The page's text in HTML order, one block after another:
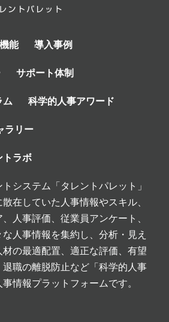
能 導入事例
サポート体制
ム 科学的人事アワード
ラリー
トラボ
システム「タレントパレット」
在していた人事情報やスキル、
人事評価、従業員アンケート、
人事情報を集約し、分析・見え
の最適配置、適正な評価、有望
退職の離脱防止など「科学的人事
情報プラットフォームです。